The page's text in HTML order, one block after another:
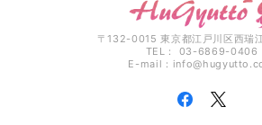
〒132-0015 東京都江戸川区西瑞
TEL： 03-6869-0406
E-mail：